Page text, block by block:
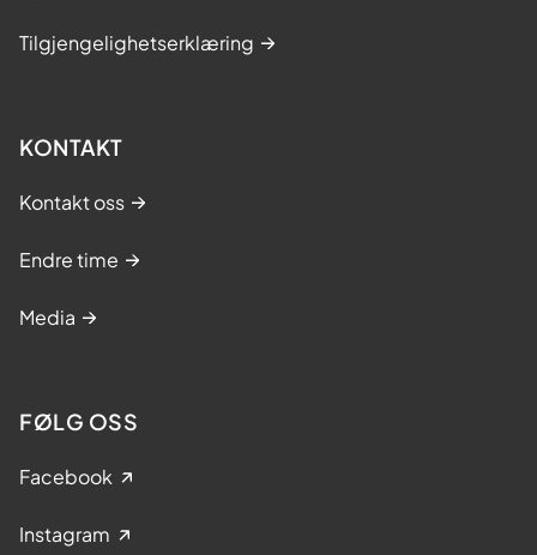
Tilgjengelighetserklæring
KONTAKT
Kontakt oss
Endre time
Media
FØLG OSS
Facebook
Instagram